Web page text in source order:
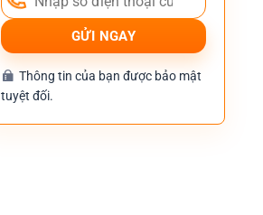
Thông tin của bạn được bảo mật
tuyệt đối.